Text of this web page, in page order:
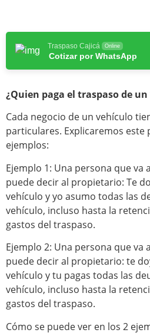
Traspaso Cajicá Online
Cotizar por WhatsApp
¿Quien paga el traspaso de
Cada negocio de un vehículo
particulares. Explicaremos
ejemplos:
Ejemplo 1: Una persona que va
puede decir al propietario: Te
vehículo y yo asumo todas las
vehículo, incluso hasta la
gastos del traspaso.
Ejemplo 2: Una persona que va
puede decir al propietario: te
vehículo y tu pagas todas las
vehículo, incluso hasta la
gastos del traspaso.
Cómo se puede ver en los 2